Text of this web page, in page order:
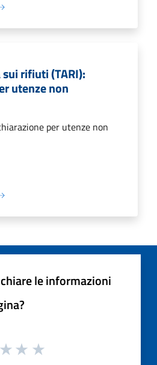
rifiuti (TARI):
utenze non
per utenze non
le informazioni